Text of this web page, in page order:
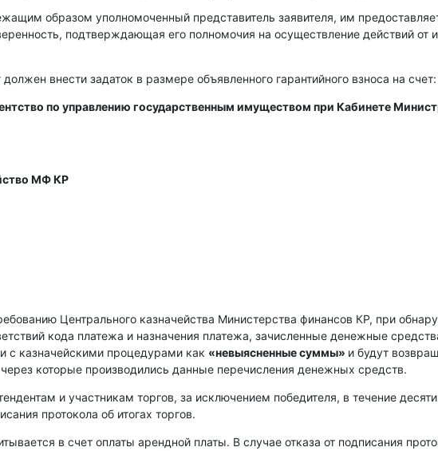
образом уполномоченный представитель заявителя, им
подтверждающая его полномочия на осуществление действий от
внести задаток в размере объявленного гарантийного взноса на счет:
по управлению государственным имуществом при Кабинете
МФ КР
Центрального казначейства Министерства финансов КР, при
кода платежа и назначения платежа, зачисленные денежные
с казначейскими процедурами как «невыясненные суммы» и будут
которые производились данные перечисления денежных средств.
и участникам торгов, за исключением победителя, в течение десяти
протокола об итогах торгов.
в счет оплаты арендной платы. В случае отказа от подписания